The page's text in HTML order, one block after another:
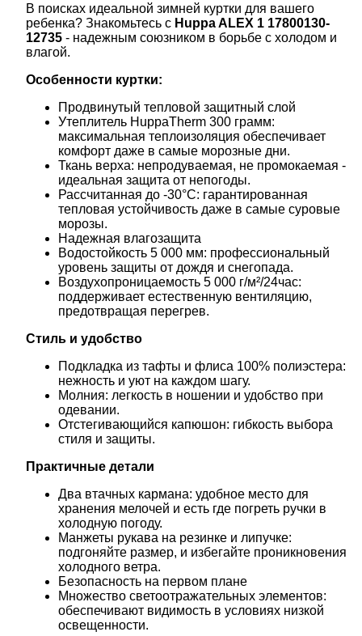
В поисках идеальной зимней куртки для вашего
ребенка? Знакомьтесь с Huppa ALEX 1 17800130-
12735 - надежным союзником в борьбе с холодом и
влагой.
Особенности куртки:
Продвинутый тепловой защитный слой
Утеплитель HuppaTherm 300 грамм:
максимальная теплоизоляция обеспечивает
комфорт даже в самые морозные дни.
Ткань верха: непродуваемая, не промокаемая -
идеальная защита от непогоды.
Рассчитанная до -30°C: гарантированная
тепловая устойчивость даже в самые суровые
морозы.
Надежная влагозащита
Водостойкость 5 000 мм: профессиональный
уровень защиты от дождя и снегопада.
Воздухопроницаемость 5 000 г/м²/24час:
поддерживает естественную вентиляцию,
предотвращая перегрев.
Стиль и удобство
Подкладка из тафты и флиса 100% полиэстера:
нежность и уют на каждом шагу.
Молния: легкость в ношении и удобство при
одевании.
Отстегивающийся капюшон: гибкость выбора
стиля и защиты.
Практичные детали
Два втачных кармана: удобное место для
хранения мелочей и есть где погреть ручки в
холодную погоду.
Манжеты рукава на резинке и липучке:
подгоняйте размер, и избегайте проникновения
холодного ветра.
Безопасность на первом плане
Множество светоотражательных элементов:
обеспечивают видимость в условиях низкой
освещенности.